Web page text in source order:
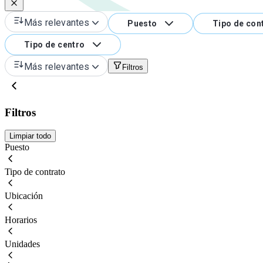
Más relevantes Puesto Tipo de
Tipo de centro
Más relevantes Filtros
Filtros
Limpiar todo
Puesto
Tipo de contrato
Ubicación
Horarios
Unidades